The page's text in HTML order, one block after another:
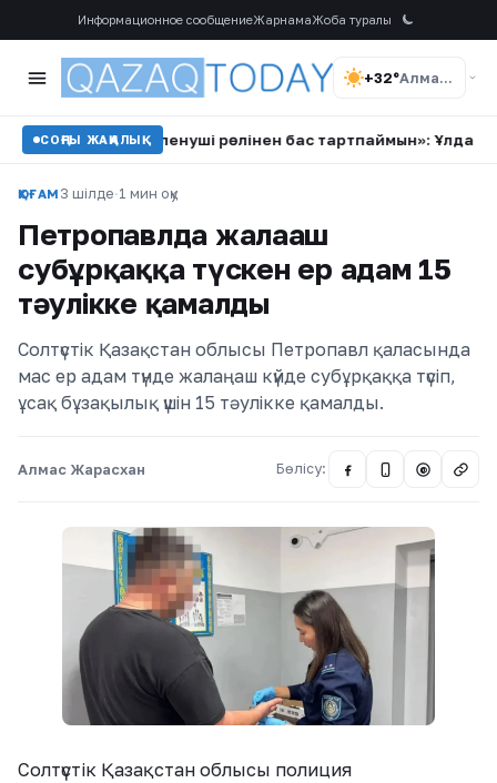
Информационное сообщениеЖарнамаЖоба туралы
+32° Алматы
СОҢҒЫ ЖАҢАЛЫҚ
«Жәбірленуші рөлінен бас тартпаймын»: Ұлдананың
ҚОҒАМ 3 шілде·1 мин оқу
Петропавлда жалаңаш
субұрқаққа түскен ер адам 15
тәулікке қамалды
Солтүстік Қазақстан облысы Петропавл қаласында
мас ер адам түнде жалаңаш күйде субұрқаққа түсіп,
ұсақ бұзақылық үшін 15 тәулікке қамалды.
Алмас Жарасхан Бөлісу: @
Солтүстік Қазақстан облысы полиция